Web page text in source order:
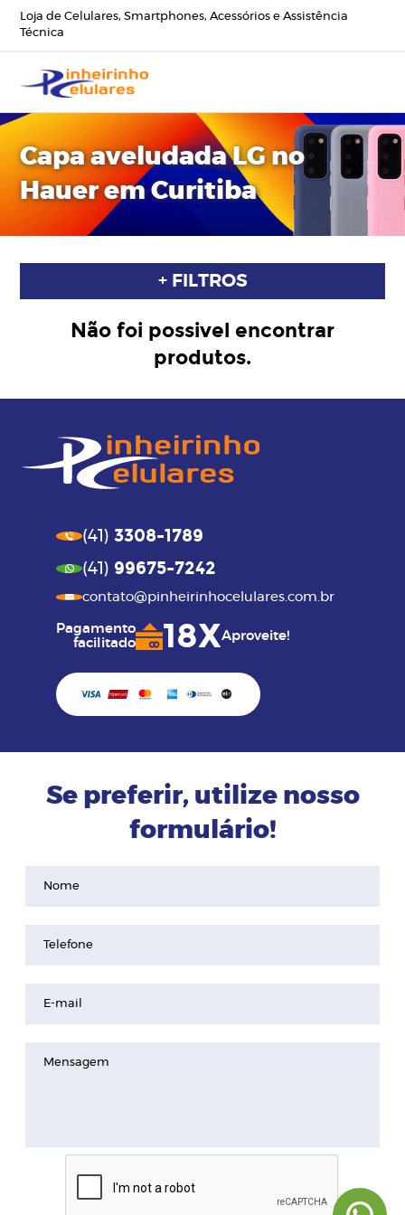
Loja de Celulares, Smartphones, Acessórios e Assistência
Técnica
Capa aveludada LG no
Hauer em Curitiba
+ FILTROS
Não foi possivel encontrar
produtos.
(41) 3308-1789
(41) 99675-7242
contato@pinheirinhocelulares.com.br
Pagamento
facilitado
18XAproveite!
Se preferir, utilize nosso
formulário!
Nome
Telefone
E-mail
Mensagem